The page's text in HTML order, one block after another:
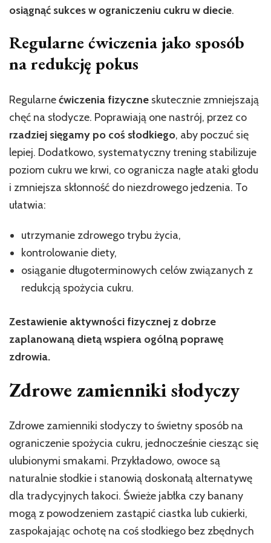
osiągnąć sukces w ograniczeniu cukru w diecie.
Regularne ćwiczenia jako sposób
na redukcję pokus
Regularnećwiczenia fizyczne skutecznie zmniejszają
chęć na słodycze. Poprawiają one nastrój, przez co
rzadziej sięgamy po coś słodkiego, aby poczuć się
lepiej. Dodatkowo, systematyczny trening stabilizuje
poziom cukru we krwi, co ogranicza nagłe ataki głodu
i zmniejsza skłonność do niezdrowego jedzenia. To
ułatwia:
utrzymanie zdrowego trybu życia,
kontrolowanie diety,
osiąganie długoterminowych celów związanych z
redukcją spożycia cukru.
Zestawienie aktywności fizycznej z dobrze
zaplanowaną dietą wspiera ogólną poprawę
zdrowia.
Zdrowe zamienniki słodyczy
Zdrowe zamienniki słodyczy to świetny sposób na
ograniczenie spożycia cukru, jednocześnie ciesząc się
ulubionymi smakami. Przykładowo, owoce są
naturalnie słodkie i stanowią doskonałą alternatywę
dla tradycyjnych łakoci. Świeże jabłka czy banany
mogą z powodzeniem zastąpić ciastka lub cukierki,
zaspokajając ochotę na coś słodkiego bez zbędnych